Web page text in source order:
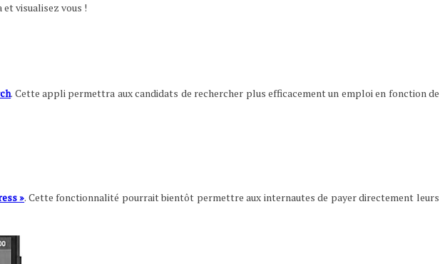
visualisez vous !
. Cette appli permettra aux candidats de rechercher plus efficacement un emploi en fonction de
». Cette fonctionnalité pourrait bientôt permettre aux internautes de payer directement leurs